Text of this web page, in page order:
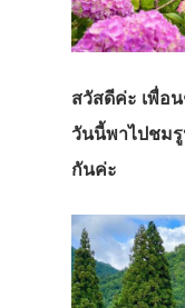
สวัสดีค่ะ เพื่อน
วันนี้พาไปชม
กันค่ะ